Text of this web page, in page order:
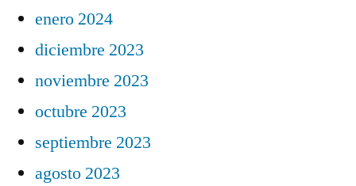
enero 2024
diciembre 2023
noviembre 2023
octubre 2023
septiembre 2023
agosto 2023